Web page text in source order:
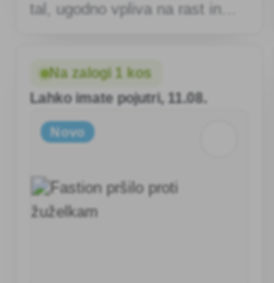
tal, ugodno vpliva na rast in
rastlin proti poleganju in
glivičnim okužbam, uničuje
Na zalogi 1 kos
Lahko imate pojutri, 11.08.
Novo